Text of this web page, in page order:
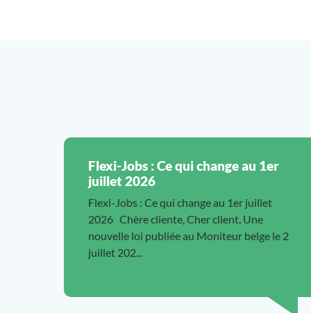
Flexi-Jobs : Ce qui change au 1er
juillet 2026
Flexi-Jobs : Ce qui change au 1er juillet
2026 Chère cliente, Cher client, Une
nouvelle loi publiée au Moniteur belge le 2
juillet 202...